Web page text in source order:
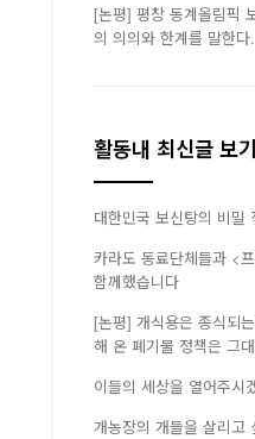
[논평] 평창 동계올림픽
의 의의와 한계를 말한다.
활동내 최신글 보기
대한민국 보신탕의 비밀
카라도 동료단체들과 <
함께했습니다
[논평] 개식용은 종식되
해 온 폐기물 정책은 그
이들의 세상을 열어주시
개농장의 개들을 살리고